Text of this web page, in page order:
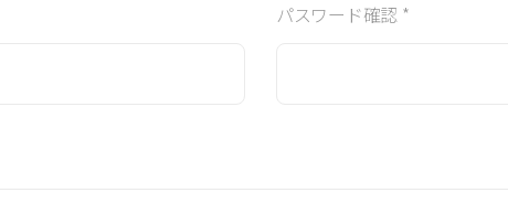
パスワード確認 *